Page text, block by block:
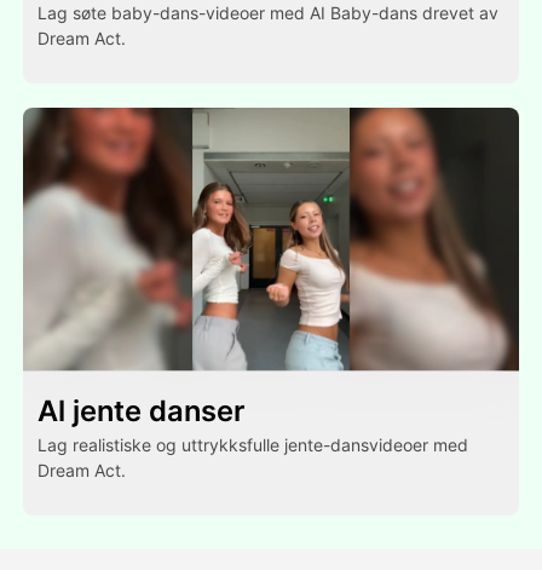
Lag søte baby-dans-videoer med AI Baby-dans drevet av
Dream Act.
Al jente danser
Lag realistiske og uttrykksfulle jente-dansvideoer med
Dream Act.